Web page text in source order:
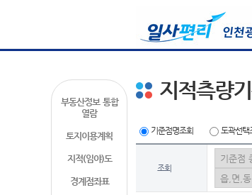
부동산정보 통합
열람
토지이용계획
지적(임야)도
경계점좌표
지적측량
기준점명조회 도곽선택
조회